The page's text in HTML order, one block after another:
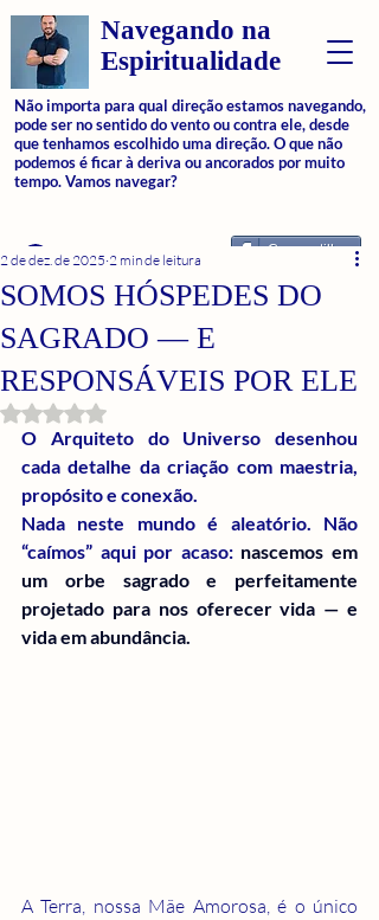
Navegando na
Espiritualidade
Não importa para qual direção estamos navegando,
pode ser no sentido do vento ou contra ele, desde
que tenhamos escolhido uma direção. O que não
podemos é ficar à deriva ou ancorados por muito
tempo. Vamos navegar?
Login Compartilhar
SOMOS HÓSPEDES DO
SAGRADO — E
RESPONSÁVEIS POR ELE
2 de dez. de 2025 2 min de leitura
Avaliado com NaN de 5 estrelas.
O Arquiteto do Universo desenhou
cada detalhe da criação com maestria,
propósito e conexão.
Nada neste mundo é aleatório. Não
“caímos” aqui por acaso: nascemos em
um orbe sagrado e perfeitamente
projetado para nos oferecer vida — e
vida em abundância.
A Terra, nossa Mãe Amorosa, é o único